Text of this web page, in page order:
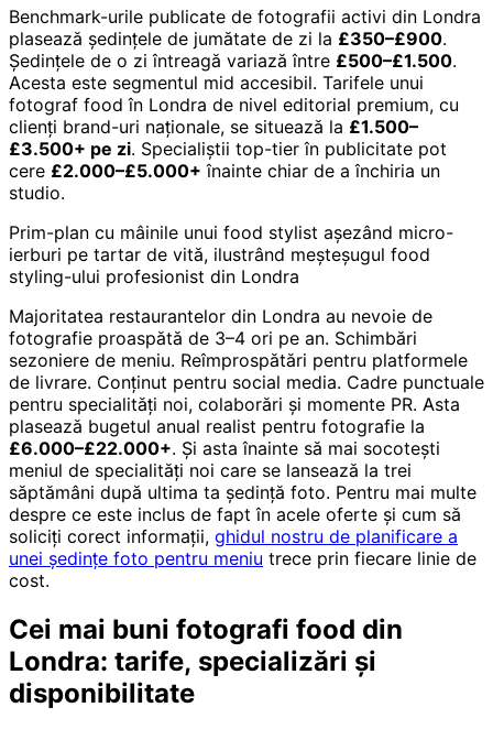
Benchmark-urile publicate de fotografii activi din Londra
plasează ședințele de jumătate de zi la £350–£900.
Ședințele de o zi întreagă variază între £500–£1.500.
Acesta este segmentul mid accesibil. Tarifele unui
fotograf food în Londra de nivel editorial premium, cu
clienți brand-uri naționale, se situează la £1.500–
£3.500+ pe zi. Specialiștii top-tier în publicitate pot
cere £2.000–£5.000+ înainte chiar de a închiria un
studio.
Prim-plan cu mâinile unui food stylist așezând micro-
ierburi pe tartar de vită, ilustrând meșteșugul food
styling-ului profesionist din Londra
Majoritatea restaurantelor din Londra au nevoie de
fotografie proaspătă de 3–4 ori pe an. Schimbări
sezoniere de meniu. Reîmprospătări pentru platformele
de livrare. Conținut pentru social media. Cadre punctuale
pentru specialități noi, colaborări și momente PR. Asta
plasează bugetul anual realist pentru fotografie la
£6.000–£22.000+. Și asta înainte să mai socotești
meniul de specialități noi care se lansează la trei
săptămâni după ultima ta ședință foto. Pentru mai multe
despre ce este inclus de fapt în acele oferte și cum să
soliciți corect informații, ghidul nostru de planificare a
unei ședințe foto pentru meniu trece prin fiecare linie de
cost.
Cei mai buni fotografi food din
Londra: tarife, specializări și
disponibilitate